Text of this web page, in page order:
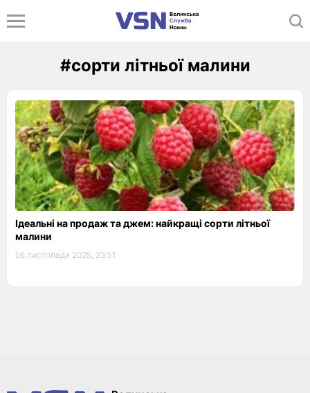
#сорти літньої малини
Ідеальні на продаж та джем: найкращі сорти літньої
малини
06 листопада 2025, 23:51